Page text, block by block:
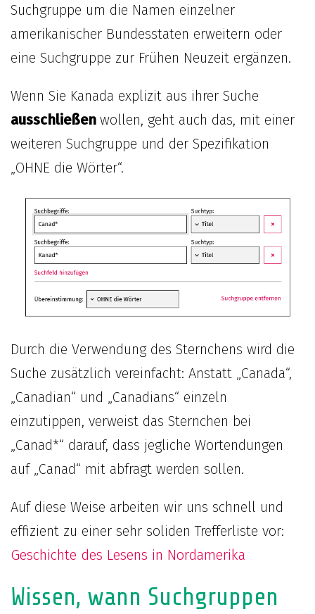
Suchgruppe um die Namen einzelner
amerikanischer Bundesstaten erweitern oder
eine Suchgruppe zur Frühen Neuzeit ergänzen.
Wenn Sie Kanada explizit aus ihrer Suche
ausschließen wollen, geht auch das, mit einer
weiteren Suchgruppe und der Spezifikation
„OHNE die Wörter“.
Durch die Verwendung des Sternchens wird die
Suche zusätzlich vereinfacht: Anstatt „Canada“,
„Canadian“ und „Canadians“ einzeln
einzutippen, verweist das Sternchen bei
„Canad*“ darauf, dass jegliche Wortendungen
auf „Canad“ mit abfragt werden sollen.
Auf diese Weise arbeiten wir uns schnell und
effizient zu einer sehr soliden Trefferliste vor:
Geschichte des Lesens in Nordamerika
Wissen, wann Suchgruppen